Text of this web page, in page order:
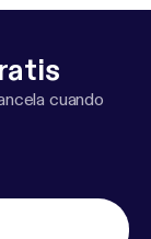
cuando